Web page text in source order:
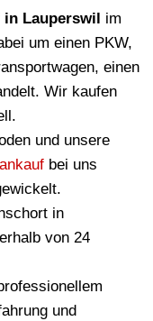
in Lauperswil im
um einen PKW,
einen
Wir kaufen
und unsere
bei uns
in
von 24
und